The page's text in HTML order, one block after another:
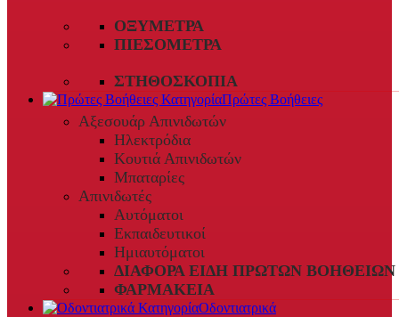
ΟΞΎΜΕΤΡΑ
ΠΙΕΣΌΜΕΤΡΑ
ΣΤΗΘΟΣΚΌΠΙΑ
Πρώτες Βοήθειες
Αξεσουάρ Απινιδωτών
Ηλεκτρόδια
Κουτιά Απινιδωτών
Μπαταρίες
Απινιδωτές
Αυτόματοι
Εκπαιδευτικοί
Ημιαυτόματοι
ΔΙΆΦΟΡΑ ΕΊΔΗ ΠΡΏΤΩΝ ΒΟΗΘΕΙΏΝ
ΦΑΡΜΑΚΕΊΑ
Οδοντιατρικά